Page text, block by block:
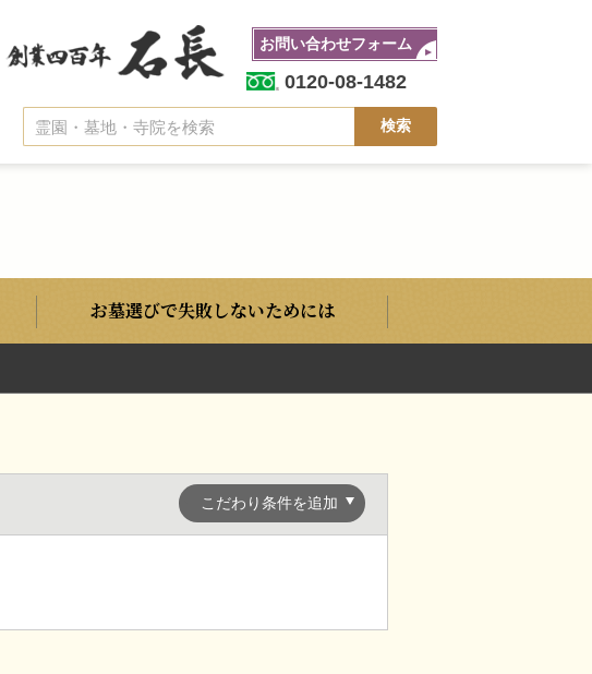
お問い合わせフォーム
0120-08-1482
お墓選びで失敗しないためには
こだわり条件を追加